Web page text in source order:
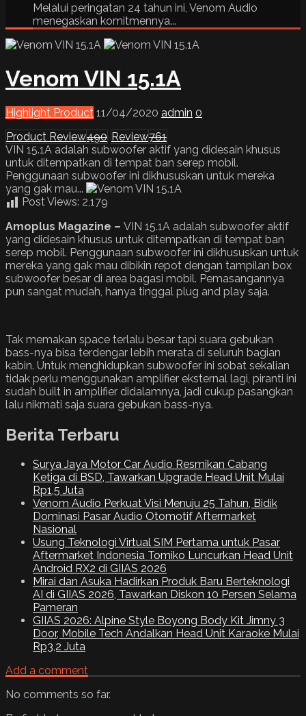
Melalui peringatan 24 tahun ini, Venom Audio
menegaskan komitmennya...
Venom VIN 15.1A
Highlight Product 11/04/2020 admin 0
Product Review490 Review761
VIN 15.1A adalah subwoofer aktif yang didesain khusus
untuk ditempatkan di tempat ban serep mobil.
Penggunaan subwoofer ini dikhususkan untuk mereka
yang gak mau...
Post Views: 2,179
Amoplus Magazine – VIN 15.1A adalah subwoofer aktif
yang didesain khusus untuk ditempatkan di tempat ban
serep mobil. Penggunaan subwoofer ini dikhususkan untuk
mereka yang gak mau dibikin repot dengan tampilan box
subwoofer besar di area bagasi mobil. Pemasangannya
pun sangat mudah, hanya tinggal plug and play saja.
Tak memakan space terlalu besar tapi suara gebukan
bass-nya bisa terdengar lebih merata di seluruh bagian
kabin. Untuk menghidupkan subwoofer ini sobat sekalian
tidak perlu menggunakan amplifier eksternal lagi, piranti ini
sudah built in amplifier didalamnya, jadi cukup pasangkan
lalu nikmati saja suara gebukan bass-nya.
Berita Terbaru
Surya Jaya Motor Car Audio Resmikan Cabang
Ketiga di BSD, Tawarkan Upgrade Head Unit Mulai
Rp1,5 Juta
Venom Audio Perkuat Visi Menuju 25 Tahun, Bidik
Dominasi Pasar Audio Otomotif Aftermarket
Nasional
Usung Teknologi Virtual SIM Pertama untuk Pasar
Aftermarket Indonesia Tomiko Luncurkan Head Unit
Android RX2 di GIIAS 2026
Mirai dan Asuka Hadirkan Produk Baru Berteknologi
AI di GIIAS 2026, Tawarkan Diskon 10 Persen Selama
Pameran
GIIAS 2026: Alpine Style Boyong Body Kit Jimny 3
Door, Mobile Tech Andalkan Head Unit Karaoke Mulai
Rp3,2 Juta
Add a comment
No comments so far.